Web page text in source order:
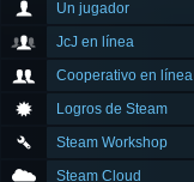
Un jugador
JcJ en línea
Cooperativo en línea
Logros de Steam
Steam Workshop
Steam Cloud